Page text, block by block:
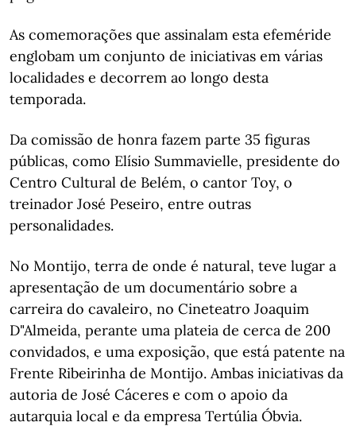
As comemorações que assinalam esta efeméride
englobam um conjunto de iniciativas em várias
localidades e decorrem ao longo desta
temporada.
Da comissão de honra fazem parte 35 figuras
públicas, como Elísio Summavielle, presidente do
Centro Cultural de Belém, o cantor Toy, o
treinador José Peseiro, entre outras
personalidades.
No Montijo, terra de onde é natural, teve lugar a
apresentação de um documentário sobre a
carreira do cavaleiro, no Cineteatro Joaquim
D"Almeida, perante uma plateia de cerca de 200
convidados, e uma exposição, que está patente na
Frente Ribeirinha de Montijo. Ambas iniciativas da
autoria de José Cáceres e com o apoio da
autarquia local e da empresa Tertúlia Óbvia.